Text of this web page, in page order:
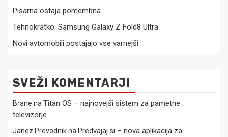
Pisarna ostaja pomembna
Tehnokratko: Samsung Galaxy Z Fold8 Ultra
Novi avtomobili postajajo vse varnejši
SVEŽI KOMENTARJI
Brane na Titan OS – najnovejši sistem za pametne
televizorje
Janez Prevodnikna Predvajaj.si – nova aplikacija za